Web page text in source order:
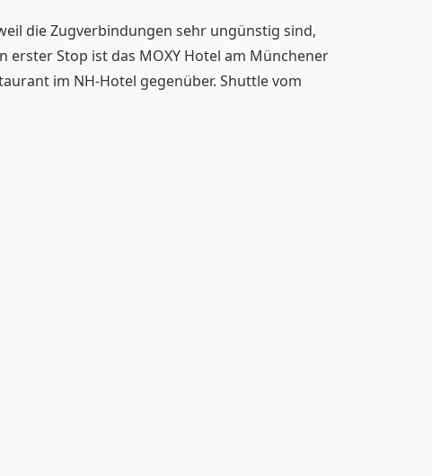
die Zugverbindungen sehr ungünstig sind,
erster Stop ist das MOXY Hotel am Münchener
im NH-Hotel gegenüber. Shuttle vom